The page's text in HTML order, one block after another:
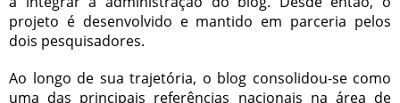
projeto é desenvolvido e mantido em parceria pelos
dois pesquisadores.
Ao longo de sua trajetória, o blog consolidou-se como
uma das principais referências nacionais na área de